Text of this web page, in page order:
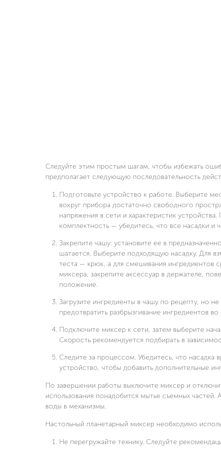
Следуйте этим простым шагам, чтобы избежать
предполагает следующую последовательность
Подготовьте устройство к работе. Выберите
вокруг прибора достаточно свободного
напряжения в сети и характеристик
комплектность — убедитесь, что все насадки и
Закрепите чашу: установите ее в
шатается. Выберите подходящую насадку. Для
теста — крюк, а для смешивания ингредиентов
миксера, закрепите аксессуар в держателе,
положение.
Загрузите ингредиенты в чашу по рецепту, но
предотвратить разбрызгивание ингредиентов
Подключите миксер к сети, затем выберите
Скорость рекомендуется подбирать в
Следите за процессом. Убедитесь, что
устройство, чтобы добавить дополнительные
По завершении работы выключите миксер и
использования понадобится мытье съемных
воды в механизмы.
Настольный планетарный миксер необходимо
Не перегружайте технику. Следуйте